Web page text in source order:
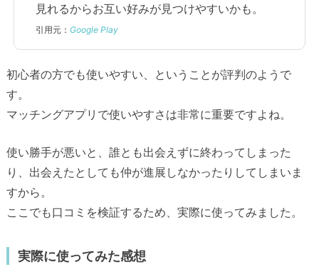
見れるからお互い好みが見つけやすいかも。
引用元： Google Play
初心者の方でも使いやすい、ということが評判のようで
す。
マッチングアプリで使いやすさは非常に重要ですよね。
使い勝手が悪いと、誰とも出会えずに終わってしまった
り、出会えたとしても仲が進展しなかったりしてしまいま
すから。
ここでも口コミを検証するため、実際に使ってみました。
実際に使ってみた感想